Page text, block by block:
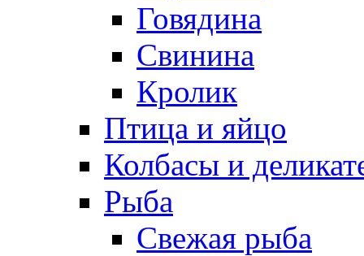
Говядина
Свинина
Кролик
Птица и яйцо
Колбасы и
Рыба
Свежая рыба